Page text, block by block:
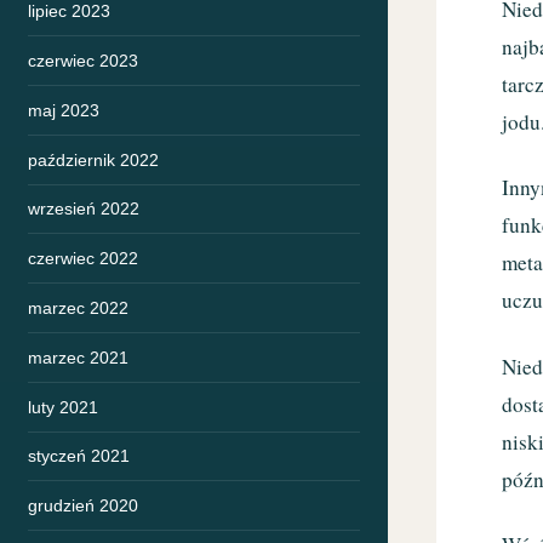
lipiec 2023
czerwiec 2023
maj 2023
październik 2022
wrzesień 2022
czerwiec 2022
marzec 2022
marzec 2021
luty 2021
styczeń 2021
grudzień 2020